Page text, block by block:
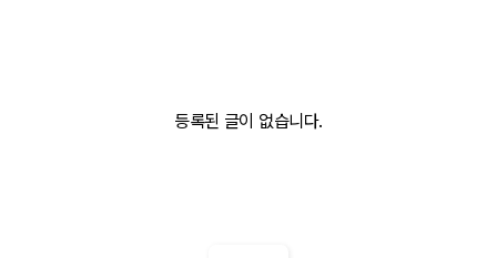
등록된 글이 없습니다.